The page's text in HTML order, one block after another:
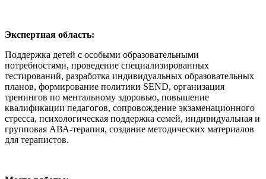
Экспертная область:
Поддержка детей с особыми образовательными
потребностями, проведение специализированных
тестирований, разработка индивидуальных образовательных
планов, формирование политики SEND, организация
тренингов по ментальному здоровью, повышение
квалификации педагогов, сопровождение экзаменационного
стресса, психологическая поддержка семей, индивидуальная и
групповая АВА-терапия, создание методических материалов
для терапистов.